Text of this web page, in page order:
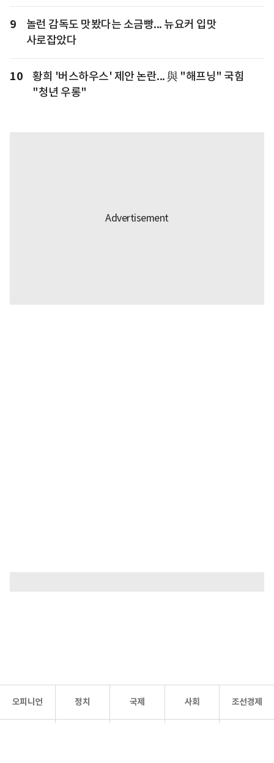
9
놀런 감독도 맛봤다는 소금빵... 뉴요커 입맛
사로잡았다
10
황희 '버스하우스' 제안 논란... 與 "해프닝" 국힘
"청년 우롱"
오피니언 정치 국제 사회 조선경제